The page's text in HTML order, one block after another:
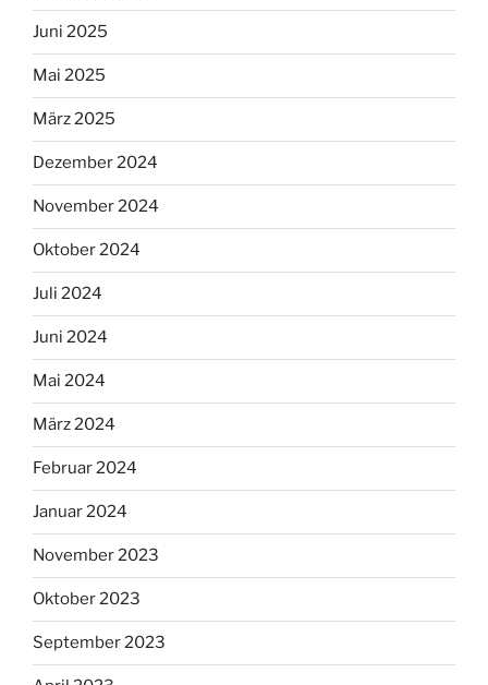
Juni 2025
Mai 2025
März 2025
Dezember 2024
November 2024
Oktober 2024
Juli 2024
Juni 2024
Mai 2024
März 2024
Februar 2024
Januar 2024
November 2023
Oktober 2023
September 2023